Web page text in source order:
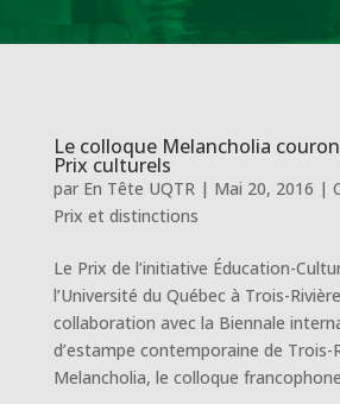
Le colloque Melancholia
Prix culturels
par En Tête UQTR| Mai 20, 2016 |
Prix et distinctions
Le Prix de l’initiative Éducation-
l’Université du Québec à Trois-
collaboration avec la Biennale
d’estampe contemporaine de Trois-
Melancholia, le colloque